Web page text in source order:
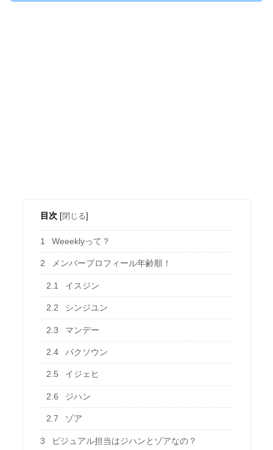
目次 [閉じる]
1 Weeeklyって？
2 メンバープロフィール年齢順！
2.1 イスジン
2.2 シンジユン
2.3 マンデー
2.4 パクソウン
2.5 イジェヒ
2.6 ジハン
2.7 ゾア
3 ビジュアル担当はジハンとゾアなの？